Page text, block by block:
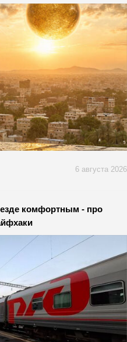
6 августа 2026
комфортным - про